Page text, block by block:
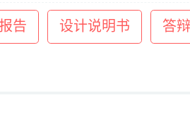
告 设计说明书 答